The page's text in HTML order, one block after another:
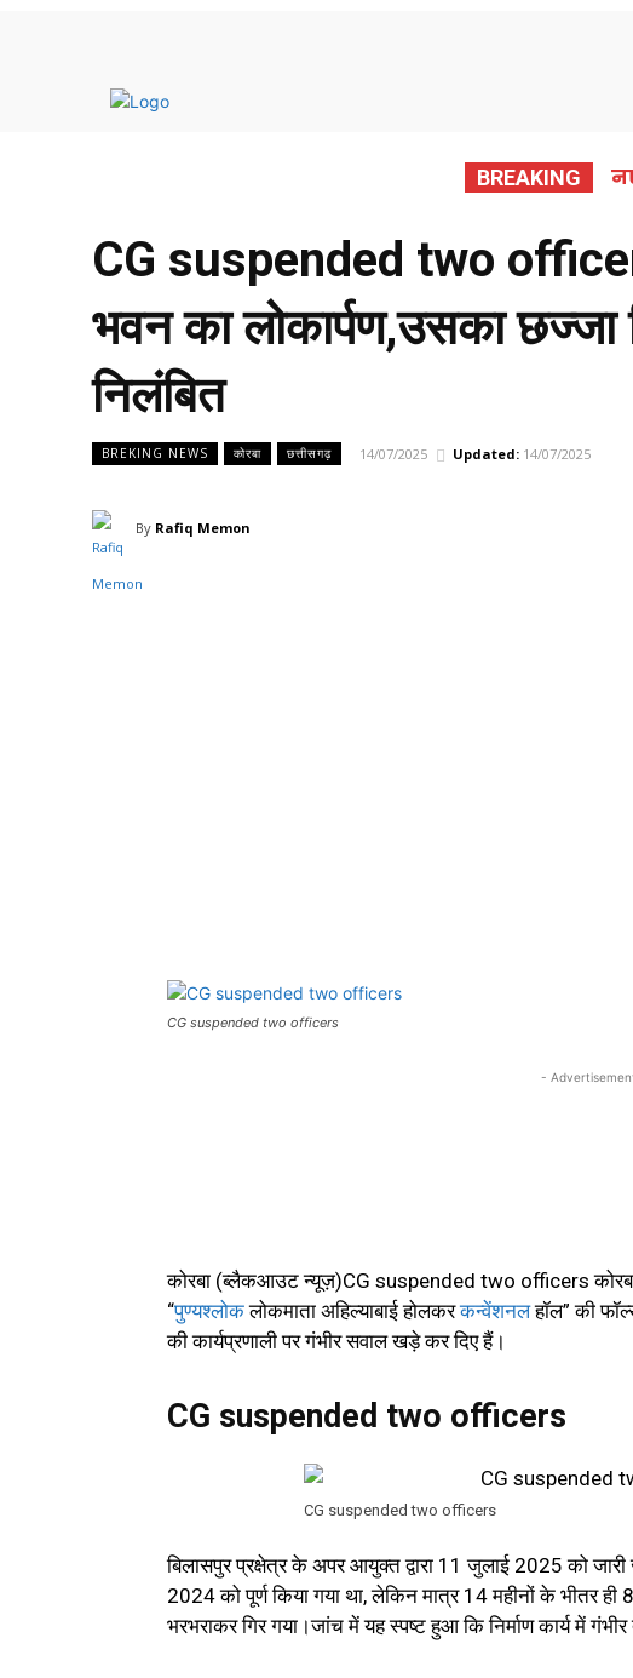
BREAKING
CG suspended two
भवन का लोकार्पण,उसका छज्जा
निलंबित
BREKING NEWS कोरबा छत्तीसगढ़ 14/07/2025 Updated: 14/07/2025
By Rafiq Memon
CG suspended two officers
-
कोरबा (ब्लैकआउट न्यूज़)CG suspended two officers कोरबा
“पुण्यश्लोकलोकमाता अहिल्याबाई होलकरकन्वेंशनलहॉल” की
की कार्यप्रणाली पर गंभीर सवाल खड़े कर दिए हैं।
CG suspended two officers
CG suspended two officers
बिलासपुर प्रक्षेत्र के अपर आयुक्त द्वारा 11 जुलाई 2025 को
2024 को पूर्ण किया गया था, लेकिन मात्र 14 महीनों के भीतर
भरभराकर गिर गया।जांच में यह स्पष्ट हुआ कि निर्माण कार्य में